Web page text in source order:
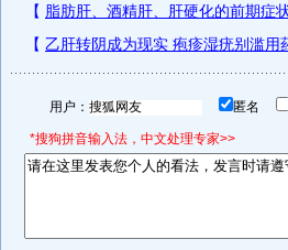
用户： 匿名
*搜狗拼音输入法，中文处理专家>>